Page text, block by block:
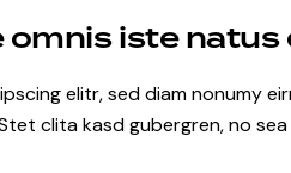
omnis iste natus
elitr, sed diam nonumy
clita kasd gubergren, no